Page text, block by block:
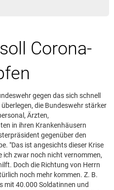
lesenCorona-
gegen das sich schnell
die Bundeswehr stärker
Ärzten,
in ihren Krankenhäusern
gegenüber den
"Das ist angesichts dieser Krise
ich zwar noch nicht vernommen,
Doch die Richtung von Herrn
noch mehr kommen. Z. B.
mit 40.000 Soldatinnen und